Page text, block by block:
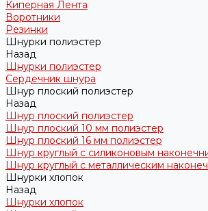
Киперная Лента
Воротники
Резинки
Шнурки полиэстер
Назад
Шнурки полиэстер
Сердечник шнура
Шнур плоский полиэстер
Назад
Шнур плоский полиэстер
Шнур плоский 10 мм полиэстер
Шнур плоский 16 мм полиэстер
Шнур круглый с силиконовым
Шнур круглый с металлическим
Шнурки хлопок
Назад
Шнурки хлопок